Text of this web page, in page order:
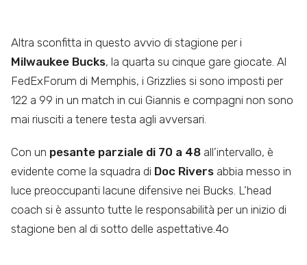
Altra sconfitta in questo avvio di stagione per i
Milwaukee Bucks, la quarta su cinque gare giocate. Al
FedExForum di Memphis, i Grizzlies si sono imposti per
122 a 99 in un match in cui Giannis e compagni non sono
mai riusciti a tenere testa agli avversari.
Con un pesante parziale di 70 a 48 all’intervallo, è
evidente come la squadra di Doc Rivers abbia messo in
luce preoccupanti lacune difensive nei Bucks. L’head
coach si è assunto tutte le responsabilità per un inizio di
stagione ben al di sotto delle aspettative.4o